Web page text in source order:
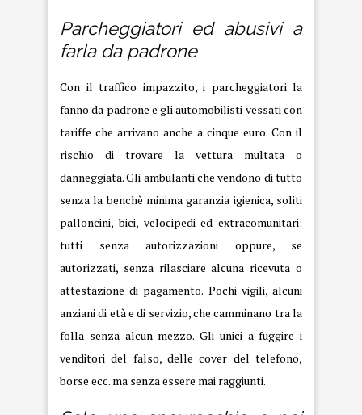
Parcheggiatori ed abusivi a
farla da padrone
Con il traffico impazzito, i parcheggiatori la
fanno da padrone e gli automobilisti vessati con
tariffe che arrivano anche a cinque euro. Con il
rischio di trovare la vettura multata o
danneggiata. Gli ambulanti che vendono di tutto
senza la benchè minima garanzia igienica, soliti
palloncini, bici, velocipedi ed extracomunitari:
tutti senza autorizzazioni oppure, se
autorizzati, senza rilasciare alcuna ricevuta o
attestazione di pagamento. Pochi vigili, alcuni
anziani di età e di servizio, che camminano tra la
folla senza alcun mezzo. Gli unici a fuggire i
venditori del falso, delle cover del telefono,
borse ecc. ma senza essere mai raggiunti.